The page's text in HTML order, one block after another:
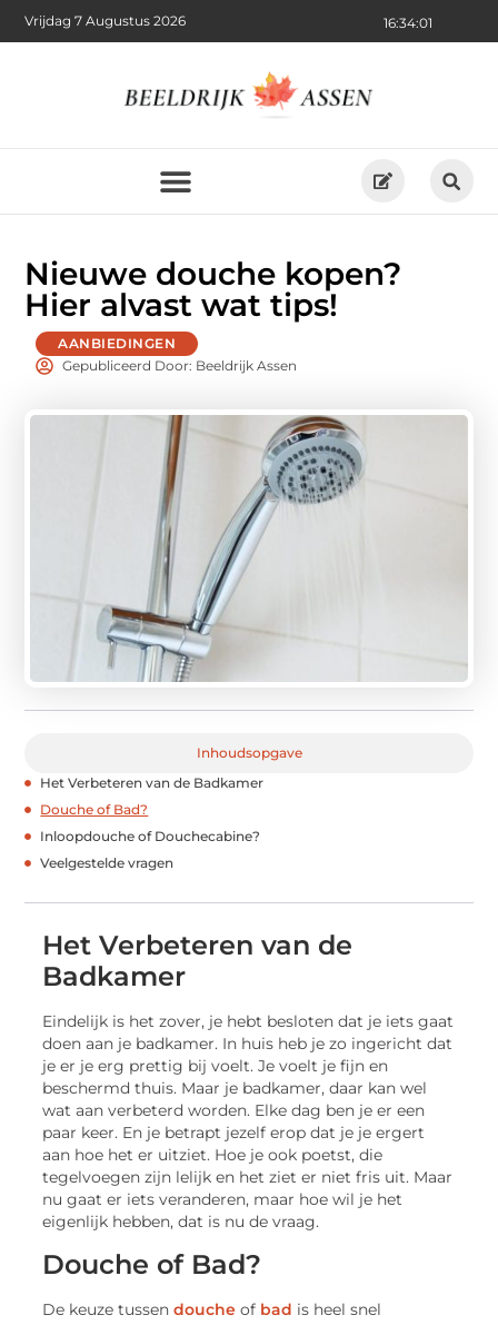
16:34:02
Vrijdag 7 Augustus 2026
Nieuwe douche kopen?
Hier alvast wat tips!
AANBIEDINGEN
Gepubliceerd Door: Beeldrijk Assen
Inhoudsopgave
Het Verbeteren van de Badkamer
Douche of Bad?
Inloopdouche of Douchecabine?
Veelgestelde vragen
Het Verbeteren van de
Badkamer
Eindelijk is het zover, je hebt besloten dat je iets gaat
doen aan je badkamer. In huis heb je zo ingericht dat
je er je erg prettig bij voelt. Je voelt je fijn en
beschermd thuis. Maar je badkamer, daar kan wel
wat aan verbeterd worden. Elke dag ben je er een
paar keer. En je betrapt jezelf erop dat je je ergert
aan hoe het er uitziet. Hoe je ook poetst, die
tegelvoegen zijn lelijk en het ziet er niet fris uit. Maar
nu gaat er iets veranderen, maar hoe wil je het
eigenlijk hebben, dat is nu de vraag.
Douche of Bad?
De keuze tussendoucheof bad is heel snel